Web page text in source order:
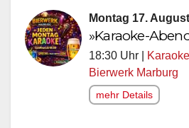
Montag 17.
»Karaoke-
18:30 Uhr | Karaoke
Bierwerk Marburg
mehr Details